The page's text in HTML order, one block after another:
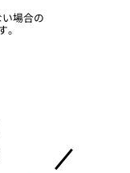
場合の